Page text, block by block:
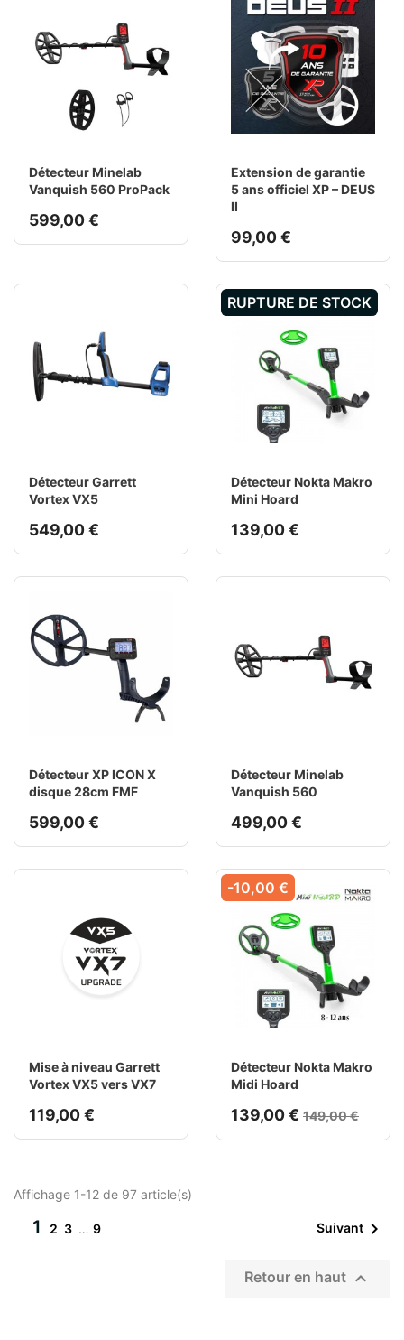
Détecteur Minelab
Vanquish 560 ProPack
599,00 €
Extension de garantie
5 ans officiel XP – DEUS
II
99,00 €
Détecteur Garrett
Vortex VX5
549,00 €
Détecteur Nokta Makro
Mini Hoard
139,00 €
RUPTURE DE STOCK
Détecteur XP ICON X
disque 28cm FMF
599,00 €
Détecteur Minelab
Vanquish 560
499,00 €
Mise à niveau Garrett
Vortex VX5 vers VX7
119,00 €
Détecteur Nokta Makro
Midi Hoard
139,00 € 149,00 €
-10,00 €
Affichage 1-12 de 97 article(s)
1 2 3 … 9 Suivant 
Retour en haut 